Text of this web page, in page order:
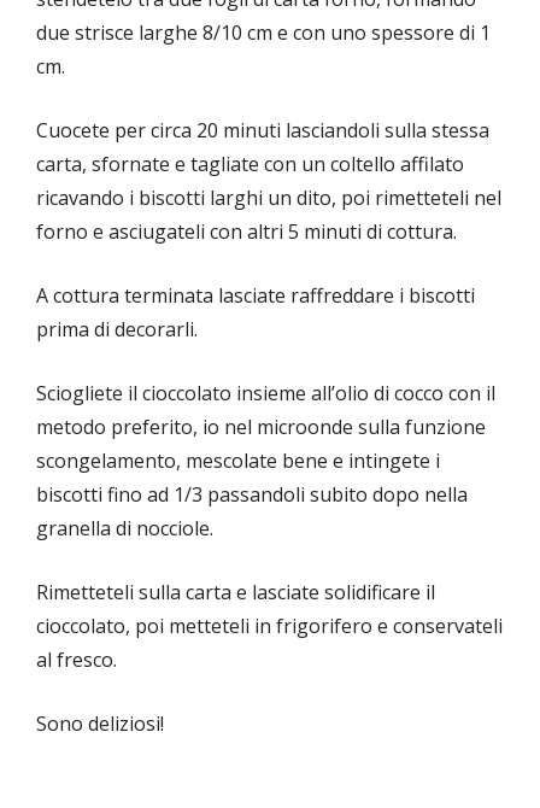
due strisce larghe 8/10 cm e con uno spessore di 1
cm.
Cuocete per circa 20 minuti lasciandoli sulla stessa
carta, sfornate e tagliate con un coltello affilato
ricavando i biscotti larghi un dito, poi rimetteteli nel
forno e asciugateli con altri 5 minuti di cottura.
A cottura terminata lasciate raffreddare i biscotti
prima di decorarli.
Sciogliete il cioccolato insieme all’olio di cocco con il
metodo preferito, io nel microonde sulla funzione
scongelamento, mescolate bene e intingete i
biscotti fino ad 1/3 passandoli subito dopo nella
granella di nocciole.
Rimetteteli sulla carta e lasciate solidificare il
cioccolato, poi metteteli in frigorifero e conservateli
al fresco.
Sono deliziosi!